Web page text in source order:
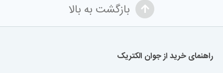
بازگشت به بالا
راهنمای خرید از جوان الکتریک